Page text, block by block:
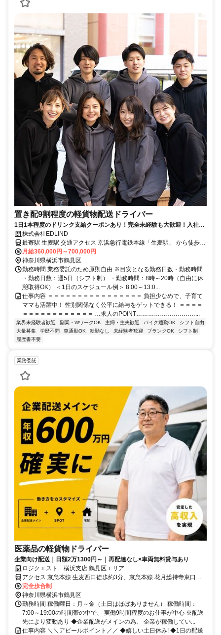
置き配9割程度の軽貨物配送ドライバー
1日1本程度のドリンク支給クーポンあり！完全未経験も大歓迎！入社3
ヶ月以内に90％が月50万円を達成しています。
株式会社EDLIND
最寄駅 生麦駅 交通アクセス 京浜急行電鉄本線「生麦駅」 から徒歩5
分 ●転勤なし ●車・バイク通勤OK
月給360,000円～700,000円
神奈川県横浜市鶴見区
勤務時間 業務委託のため原則自由 ※目安となる勤務日数・勤務時間
・勤務日数：週5日（シフト制） ・勤務時間：8時～20時（自由に休
憩取得OK） ＜1日のスケジュール例＞ 8:00～13:0...
仕事内容 ＝＝＝＝＝＝＝＝＝＝＝＝＝＝＝＝ 負担少なめで、子育て
ママも活躍中！ 性別関係なく公平に給与をゲットできる！ ＝＝＝＝
＝＝＝＝＝＝＝＝＝＝＝＝ …求人のPOINT…………………………...
業界未経験者歓迎 副業・WワークOK 主婦・主夫歓迎 バイク通勤OK
シフト自由
大量募集
学歴不問 車通勤OK 転勤なし 未経験者歓迎 ブランクOK
シフト制
履歴書不要
業務委託
医薬品の軽貨物ドライバー
企業向け配送｜日額2万1300円～｜再配達なし×車両無料貸与あり
ロジクエスト 横浜支店 鶴見区エリア
アクセス 京急本線 生麦西口徒歩約3分、京急本線 花月総持寺東口徒
歩約11分、ＪＲ鶴見線 国道徒歩約12分
完全歩合制
神奈川県横浜市鶴見区
勤務時間 稼働曜日：月～金（土日はほぼありません） 稼働時間：
7:00～19:00の時間帯の中で、 実働9時間程度のお仕事が中心 ※配送
先により変動あり ◆企業配送がメインの為、 企業が稼働してい...
仕事内容 ＼＼アピールポイント／／ ◆嬉しい土日休み! ◆1日の配送